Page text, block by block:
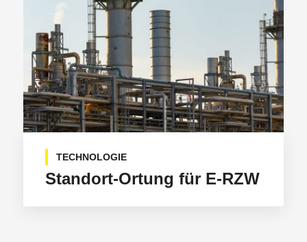
TECHNOLOGIE
Standort-Ortung für E-RZW